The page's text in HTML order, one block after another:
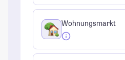
Wohnungsmarkt